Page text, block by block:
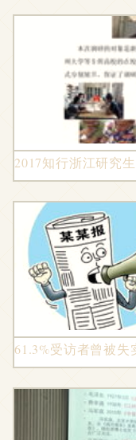
2017知行浙江研究
61.3%受访者曾被